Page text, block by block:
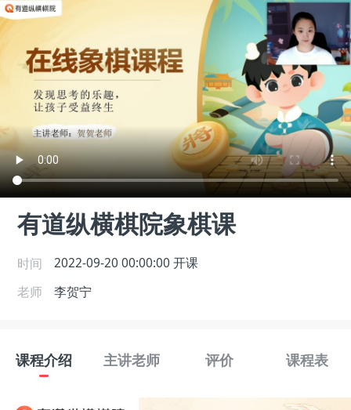
有道纵横棋院象棋课
时间 2022-09-20 00:00:00 开课
老师
李贺宁
课程介绍 主讲老师 评价 课程表